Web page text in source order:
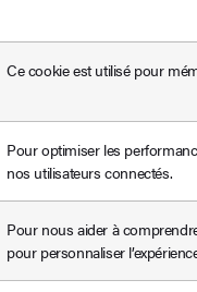
Ce cookie est utilisé pour
Pour optimiser les
nos utilisateurs connectés.
Pour nous aider à
pour personnaliser